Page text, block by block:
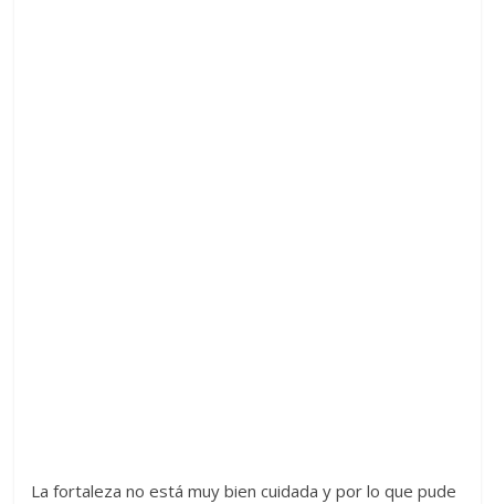
La fortaleza no está muy bien cuidada y por lo que pude